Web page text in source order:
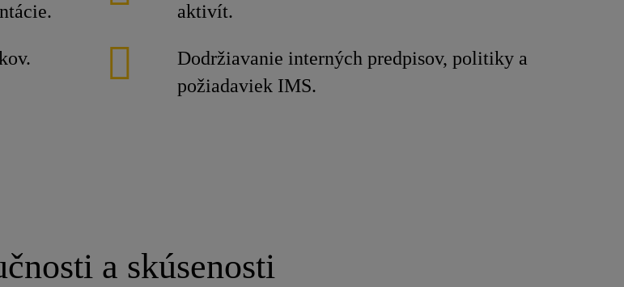
aktivít.
Dodržiavanie interných predpisov, politiky a
požiadaviek IMS.
a skúsenosti